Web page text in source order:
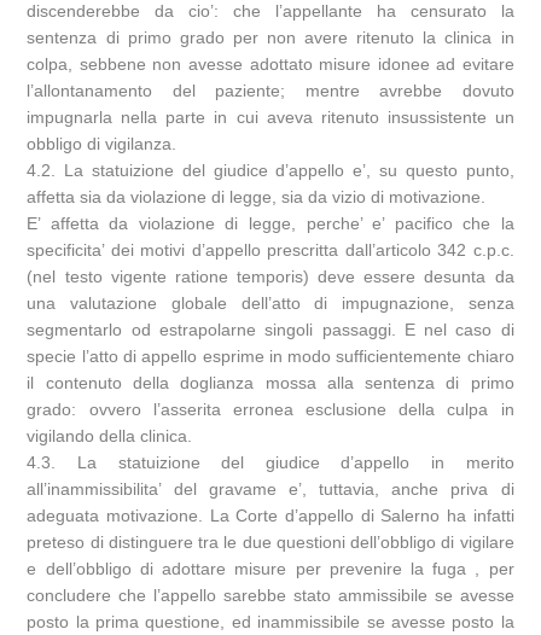
discenderebbe da cio’: che l’appellante ha censurato la
sentenza di primo grado per non avere ritenuto la clinica in
colpa, sebbene non avesse adottato misure idonee ad evitare
l’allontanamento del paziente; mentre avrebbe dovuto
impugnarla nella parte in cui aveva ritenuto insussistente un
obbligo di vigilanza.
4.2. La statuizione del giudice d’appello e’, su questo punto,
affetta sia da violazione di legge, sia da vizio di motivazione.
E’ affetta da violazione di legge, perche’ e’ pacifico che la
specificita’ dei motivi d’appello prescritta dall’articolo 342 c.p.c.
(nel testo vigente ratione temporis) deve essere desunta da
una valutazione globale dell’atto di impugnazione, senza
segmentarlo od estrapolarne singoli passaggi. E nel caso di
specie l’atto di appello esprime in modo sufficientemente chiaro
il contenuto della doglianza mossa alla sentenza di primo
grado: ovvero l’asserita erronea esclusione della culpa in
vigilando della clinica.
4.3. La statuizione del giudice d’appello in merito
all’inammissibilita’ del gravame e’, tuttavia, anche priva di
adeguata motivazione. La Corte d’appello di Salerno ha infatti
preteso di distinguere tra le due questioni dell’obbligo di vigilare
e dell’obbligo di adottare misure per prevenire la fuga , per
concludere che l’appello sarebbe stato ammissibile se avesse
posto la prima questione, ed inammissibile se avesse posto la